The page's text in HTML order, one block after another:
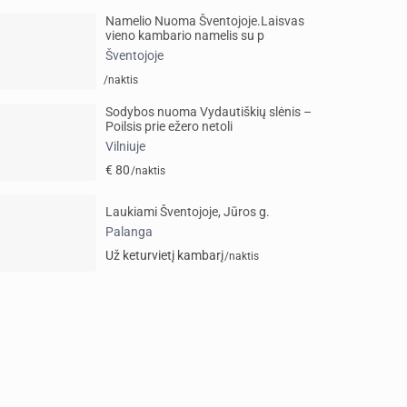
Namelio Nuoma Šventojoje.Laisvas
vieno kambario namelis su p
Šventojoje
/naktis
Sodybos nuoma Vydautiškių slėnis –
Poilsis prie ežero netoli
Vilniuje
€ 80/naktis
Laukiami Šventojoje, Jūros g.
Palanga
Už keturvietį kambarį/naktis